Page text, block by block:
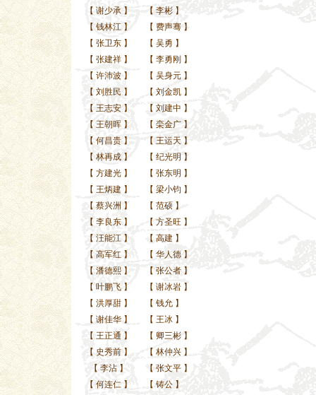
【 谢少承】 【 李彬 】
【 钱林江】 【 费声骞 】
【 张卫东】 【 吴勇 】
【 张建祥】 【 李勇刚 】
【 许沛波】 【 吴身元 】
【 刘胜民 】 【 刘金凯 】
【 王志安】 【 刘建中 】
【 王朝晖】 【 栾金广 】
【 何昌贵】 【 王运天 】
【 林再成】 【 纪光明 】
【 方建光】 【 张东明 】
【 王炳建】 【 梁小钧 】
【 蔡兴洲 】 【 范硕 】
【 李良东】 【 方圣旺 】
【 汪能江】 【 高建 】
【 高军红 】 【 华人德 】
【 潘德熙】 【 张公者 】
【 叶鹏飞】 【 谢冰岩 】
【 洪厚甜】 【 钱允 】
【 谢佳华】 【 王冰 】
【 王正通 】 【 卿三彬 】
【 史秀前】 【 林仲兴 】
【 李沾】 【 张文平 】
【 何连仁】 【 铸公 】